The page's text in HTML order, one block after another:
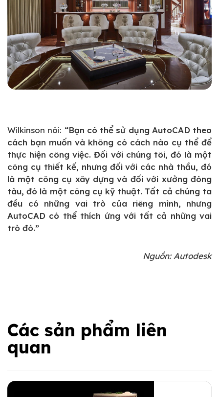
Wilkinson nói: “Bạn có thể sử dụng AutoCAD theo
cách bạn muốn và không có cách nào cụ thể để
thực hiện công việc. Đối với chúng tôi, đó là một
công cụ thiết kế, nhưng đối với các nhà thầu, đó
là một công cụ xây dựng và đối với xưởng đóng
tàu, đó là một công cụ kỹ thuật. Tất cả chúng ta
đều có những vai trò của riêng mình, nhưng
AutoCAD có thể thích ứng với tất cả những vai
trò đó.”
Nguồn: Autodesk
Các sản phẩm liên
quan